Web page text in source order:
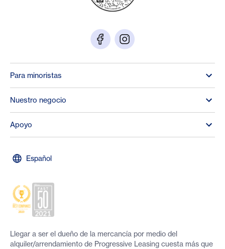
Para minoristas
Nuestro negocio
Apoyo
Español
Llegar a ser el dueño de la mercancía por medio del
alquiler/arrendamiento de Progressive Leasing cuesta más que